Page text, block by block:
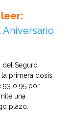
Aniversario
del Seguro
primera dosis
93 o 95 por
una
plazo.